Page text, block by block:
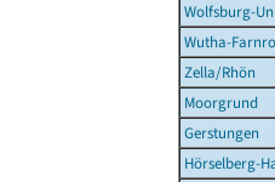
Wolfsburg-
Wutha-
Zella/Rhön
Moorgrund
Gerstungen
Hörselberg-